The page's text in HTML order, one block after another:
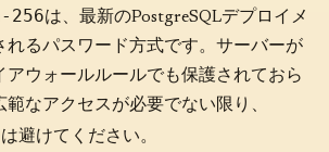
256は、最新のPostgreSQLデプロイメ
れるパスワード方式です。サーバーが
アウォールルールでも保護されておら
範なアクセスが必要でない限り、
は避けてください。